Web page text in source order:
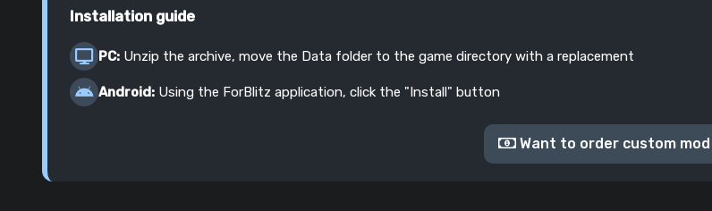
Installation guide
PC: Unzip the archive, move the Data folder to the game directory with a replacement
Android: Using the ForBlitz application, click the "Install" button
Want to order custom mod